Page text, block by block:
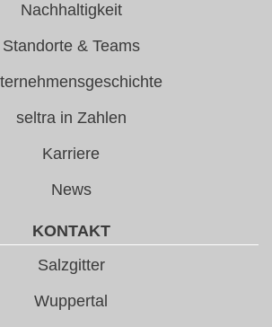
Nachhaltigkeit
Standorte & Teams
seltra in Zahlen
Karriere
News
KONTAKT
Salzgitter
Wuppertal